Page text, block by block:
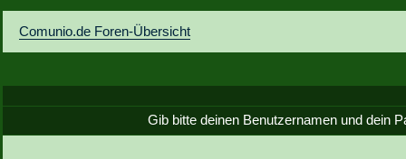
Spielanalyse
Vereinsdiskussion
Comunio.de Foren-Übersicht
Gib bitte deinen Benutzernamen und dein